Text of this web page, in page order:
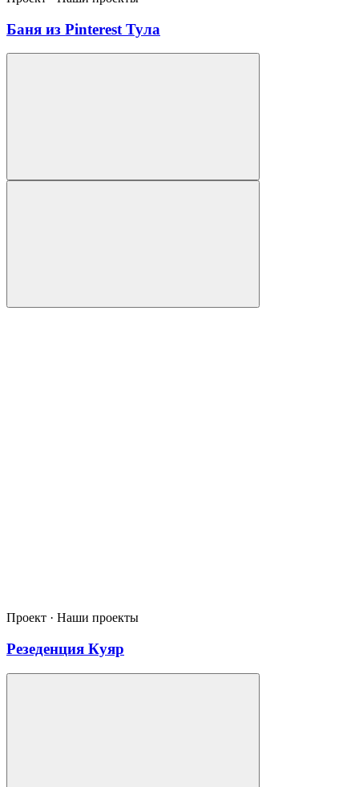
Баня из Pinterest Тула
Проект · Наши проекты
Резеденция Куяр